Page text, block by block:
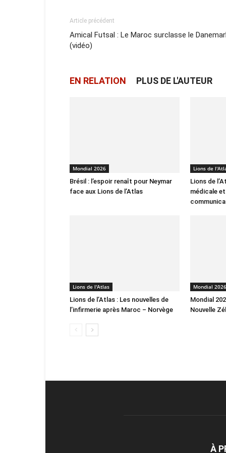
Article précédent
Amical Futsal : Le Maroc surclasse le
(vidéo)
EN RELATION PLUS DE L'AUTEUR
Mondial 2026
Brésil : l’espoir renaît pour Neymar
face aux Lions de l’Atlas
Lions de
Lions de
médicale
Lions de l'Atlas
Lions de l’Atlas : Les nouvelles de
l’infirmerie après Maroc – Norvège
Mondial 2026
Mondial
Nouvelle
À